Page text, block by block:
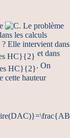
. Le problème
les calculs
Elle intervient dans
et dans
. On
cette hauteur